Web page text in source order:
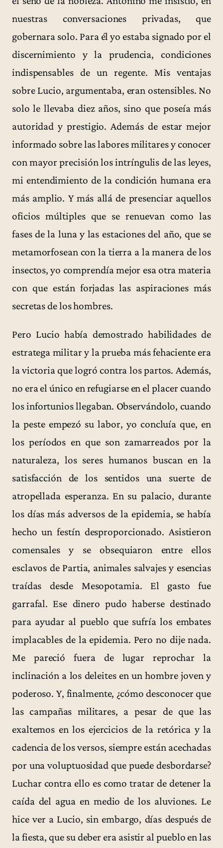
nuestras conversaciones privadas, que
gobernara solo. Para él yo estaba signado por el
discernimiento y la prudencia, condiciones
indispensables de un regente. Mis ventajas
sobre Lucio, argumentaba, eran ostensibles. No
solo le llevaba diez años, sino que poseía más
autoridad y prestigio. Además de estar mejor
informado sobre las labores militares y conocer
con mayor precisión los intríngulis de las leyes,
mi entendimiento de la condición humana era
más amplio. Y más allá de presenciar aquellos
oficios múltiples que se renuevan como las
fases de la luna y las estaciones del año, que se
metamorfosean con la tierra a la manera de los
insectos, yo comprendía mejor esa otra materia
con que están forjadas las aspiraciones más
secretas de los hombres.
Pero Lucio había demostrado habilidades de
estratega militar y la prueba más fehaciente era
la victoria que logró contra los partos. Además,
no era el único en refugiarse en el placer cuando
los infortunios llegaban. Observándolo, cuando
la peste empezó su labor, yo concluía que, en
los períodos en que son zamarreados por la
naturaleza, los seres humanos buscan en la
satisfacción de los sentidos una suerte de
atropellada esperanza. En su palacio, durante
los días más adversos de la epidemia, se había
hecho un festín desproporcionado. Asistieron
comensales y se obsequiaron entre ellos
esclavos de Partia, animales salvajes y esencias
traídas desde Mesopotamia. El gasto fue
garrafal. Ese dinero pudo haberse destinado
para ayudar al pueblo que sufría los embates
implacables de la epidemia. Pero no dije nada.
Me pareció fuera de lugar reprochar la
inclinación a los deleites en un hombre joven y
poderoso. Y, finalmente, ¿cómo desconocer que
las campañas militares, a pesar de que las
exaltemos en los ejercicios de la retórica y la
cadencia de los versos, siempre están acechadas
por una voluptuosidad que puede desbordarse?
Luchar contra ello es como tratar de detener la
caída del agua en medio de los aluviones. Le
hice ver a Lucio, sin embargo, días después de
la fiesta, que su deber era asistir al pueblo en las